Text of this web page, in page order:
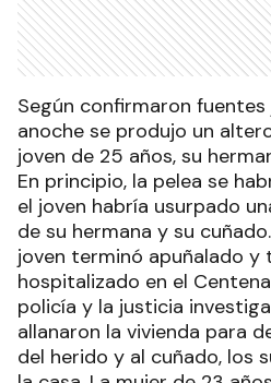
Según confirmaron fuentes
anoche se produjo un
joven de 25 años, su
En principio, la pelea se
el joven habría usurpado
de su hermana y su
joven terminó apuñalado y
hospitalizado en el
policía y la justicia
allanaron la vivienda para
del herido y al cuñado, los